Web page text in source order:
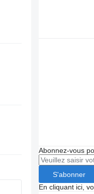
Abonnez-vous
S'abonner
En cliquant ici,